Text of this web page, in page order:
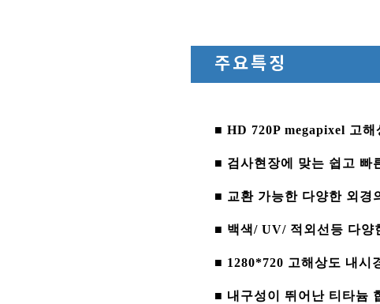
주요특징
■ HD 720P megapixel 고해
■ 검사현장에 맞는 쉽고 빠
■ 교환 가능한 다양한 외경
■ 백색/ UV/ 적외선등 다양
■ 1280*720 고해상도 내시
■ 내구성이 뛰어난 티타늄